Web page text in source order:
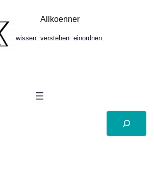
Allkoenner
wissen. verstehen. einordnen.
Suchen